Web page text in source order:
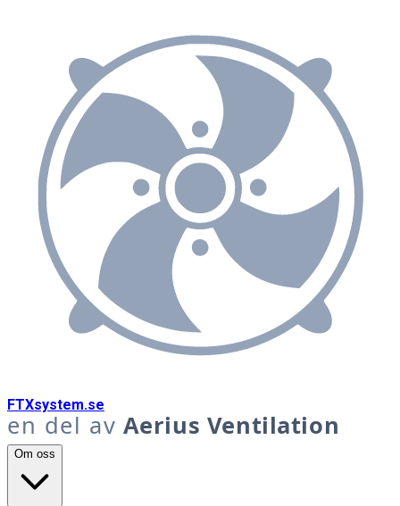
FTXsystem.se
en del av Aerius Ventilation
Om oss